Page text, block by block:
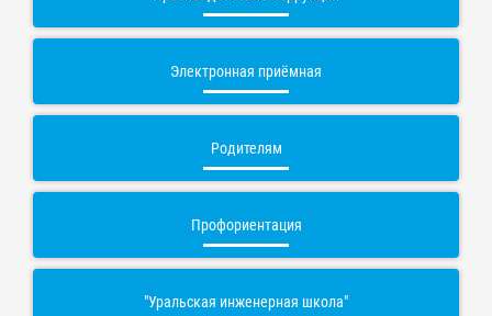
Электронная приёмная
Родителям
Профориентация
"Уральская инженерная школа"